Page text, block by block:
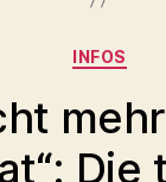
INFOS
Die